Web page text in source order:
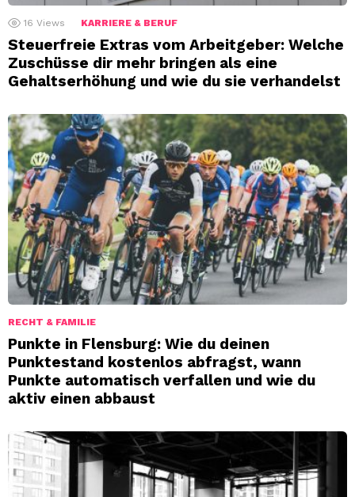
16 Views KARRIERE & BERUF
Steuerfreie Extras vom Arbeitgeber: Welche
Zuschüsse dir mehr bringen als eine
Gehaltserhöhung und wie du sie verhandelst
RECHT & FAMILIE
Punkte in Flensburg: Wie du deinen
Punktestand kostenlos abfragst, wann
Punkte automatisch verfallen und wie du
aktiv einen abbaust